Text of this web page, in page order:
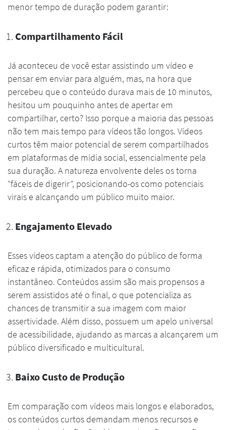
menor tempo de duração podem garantir:
Compartilhamento Fácil
Já aconteceu de você estar assistindo um vídeo e
pensar em enviar para alguém, mas, na hora que
percebeu que o conteúdo durava mais de 10 minutos,
hesitou um pouquinho antes de apertar em
compartilhar, certo? Isso porque a maioria das pessoas
não tem mais tempo para vídeos tão longos. Vídeos
curtos têm maior potencial de serem compartilhados
em plataformas de mídia social, essencialmente pela
sua duração. A natureza envolvente deles os torna
“fáceis de digerir”, posicionando-os como potenciais
virais e alcançando um público muito maior.
Engajamento Elevado
Esses vídeos captam a atenção do público de forma
eficaz e rápida, otimizados para o consumo
instantâneo. Conteúdos assim são mais propensos a
serem assistidos até o final, o que potencializa as
chances de transmitir a sua imagem com maior
assertividade. Além disso, possuem um apelo universal
de acessibilidade, ajudando as marcas a alcançarem um
público diversificado e multicultural.
Baixo Custo de Produção
Em comparação com vídeos mais longos e elaborados,
os conteúdos curtos demandam menos recursos e